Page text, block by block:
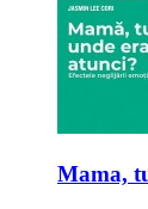
Mama,